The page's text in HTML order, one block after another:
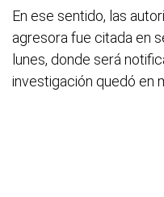
En ese sentido, las
agresora fue citada en
lunes, donde será
investigación quedó en